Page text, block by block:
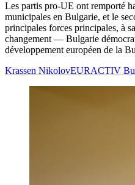
Les partis pro-UE ont remporté
municipales en Bulgarie, et le
principales forces principales, à
changement — Bulgarie
développement européen de la
Krassen NikolovEURACTIV